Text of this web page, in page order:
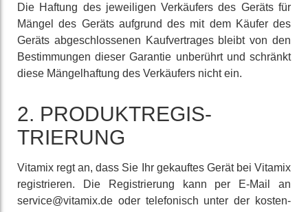
Die Haftung des jeweiligen Verkäufers des Geräts für
Mängel des Geräts aufgrund des mit dem Käufer des
Geräts ab­geschlos­senen Kauf­vertrages bleibt von den
Be­stimmungen dieser Garantie un­berührt und schränkt
diese Mängel­haftung des Ver­käufers nicht ein.
2. PRODUKT­REGIS­
TRIERUNG
Vitamix regt an, dass Sie Ihr gekauftes Gerät bei Vitamix
regis­trieren. Die Regis­trierung kann per E-Mail an
service@vitamix.de oder tele­fonisch unter der kosten­